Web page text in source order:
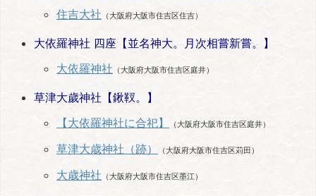
住吉大社 （大阪府大阪市住吉区住吉）
大依羅神社 四座【並名神大。月次相嘗新嘗。】
大依羅神社 （大阪府大阪市住吉区庭井）
草津大歲神社【鍬靫。】
【大依羅神社に合祀】
（大阪府大阪市住吉区庭井）
草津大歳神社（跡） （大阪府大阪市住吉区苅田）
大歳神社 （大阪府大阪市住吉区墨江）